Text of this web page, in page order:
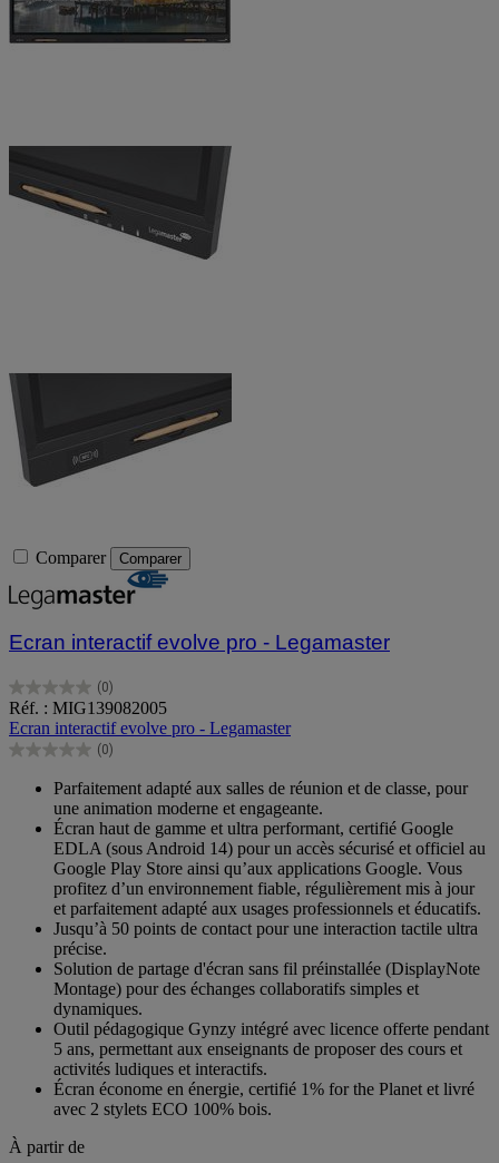
Comparer Comparer
Ecran interactif evolve pro - Legamaster
(0)
0.0
sur
5
étoiles.
Réf. : MIG139082005
Ecran interactif evolve pro - Legamaster
(0)
0.0
étoiles.
Parfaitement adapté aux salles de réunion et de classe, pour
une animation moderne et engageante.
Écran haut de gamme et ultra performant, certifié Google
EDLA (sous Android 14) pour un accès sécurisé et officiel au
Google Play Store ainsi qu’aux applications Google. Vous
profitez d’un environnement fiable, régulièrement mis à jour
et parfaitement adapté aux usages professionnels et éducatifs.
Jusqu’à 50 points de contact pour une interaction tactile ultra
précise.
Solution de partage d'écran sans fil préinstallée (DisplayNote
Montage) pour des échanges collaboratifs simples et
dynamiques.
Outil pédagogique Gynzy intégré avec licence offerte pendant
5 ans, permettant aux enseignants de proposer des cours et
activités ludiques et interactifs.
Écran économe en énergie, certifié 1% for the Planet et livré
avec 2 stylets ECO 100% bois.
À partir de